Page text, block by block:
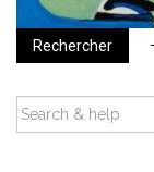
Rechercher
SEARCH
FOR: